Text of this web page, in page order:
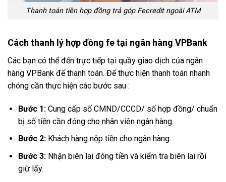
Thanh toán tiền hợp đồng trả góp Fecredit ngoài ATM
Cách thanh lý hợp đồng fe tại ngân hàng VPBank
Các bạn có thể đến trực tiếp tại quầy giao dịch của ngân
hàng VPBank để thanh toán. Để thực hiện thanh toán nhanh
chóng cần thực hiện các bước sau :
Bước 1:Cung cấp số CMND/CCCD/ số hợp đồng/ chuẩn
bị số tiền cần đóng cho nhân viên ngân hàng.
Bước 2:Khách hàng nộp tiền cho ngân hàng
Bước 3:Nhận biên lai đóng tiền và kiểm tra biên lai rồi
giữ lấy.